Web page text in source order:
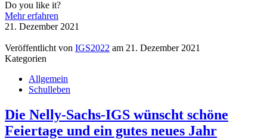
Do you like it?
Mehr erfahren
21. Dezember 2021
Veröffentlicht von IGS2022 am 21. Dezember 2021
Kategorien
Allgemein
Schulleben
Die Nelly-Sachs-IGS wünscht schöne
Feiertage und ein gutes neues Jahr